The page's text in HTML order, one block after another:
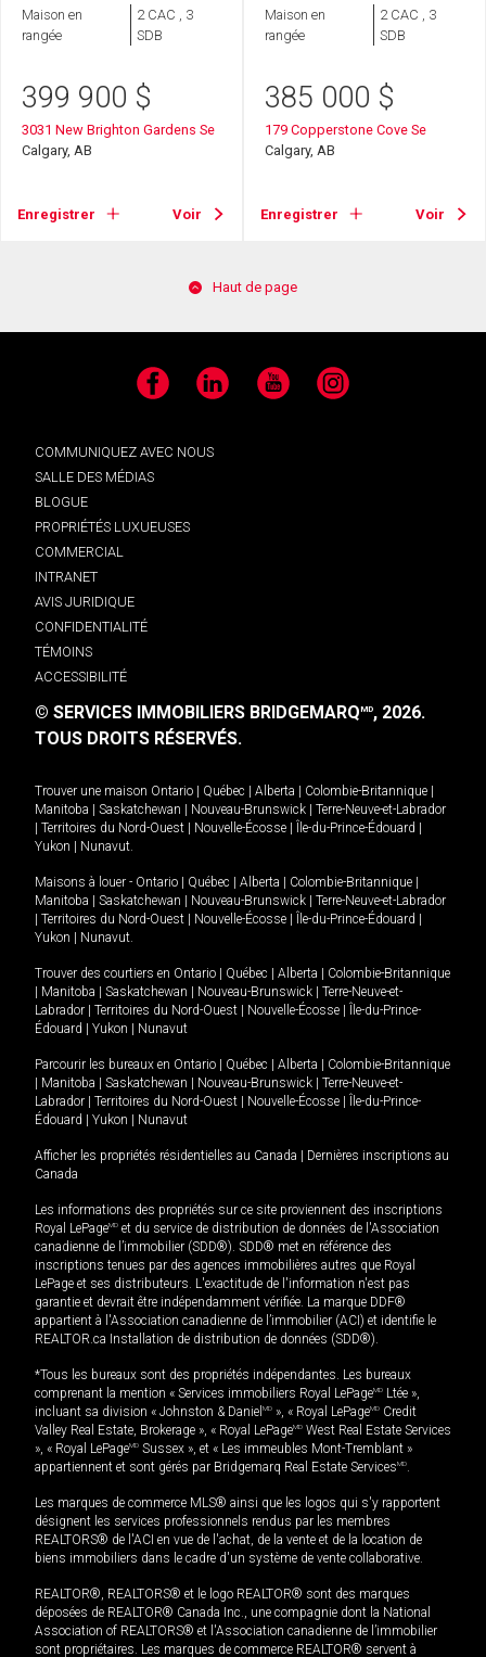
Maison en
rangée
2 CAC , 3
SDB
399 900 $
3031 New Brighton Gardens Se
Calgary, AB
Enregistrer Voir
Maison en
rangée
2 CAC , 3
SDB
385 000 $
179 Copperstone Cove Se
Calgary, AB
Enregistrer Voir
Haut de page
Facebook LinkedIn YouTube Instagram
COMMUNIQUEZ AVEC NOUS
SALLE DES MÉDIAS
BLOGUE
PROPRIÉTÉS LUXUEUSES
COMMERCIAL
INTRANET
AVIS JURIDIQUE
CONFIDENTIALITÉ
TÉMOINS
ACCESSIBILITÉ
© SERVICES IMMOBILIERS BRIDGEMARQMD, 2026.
TOUS DROITS RÉSERVÉS.
Trouver une maison Ontario Québec Alberta Colombie-Britannique
Manitoba
Saskatchewan Nouveau-Brunswick
Terre-Neuve-et-Labrador
Territoires du Nord-Ouest Nouvelle-Écosse Île-du-Prince-Édouard
Yukon
Nunavut.
Maisons à louer - Ontario Québec Alberta Colombie-Britannique
Manitoba
Saskatchewan Nouveau-Brunswick
Terre-Neuve-et-Labrador
Territoires du Nord-Ouest Nouvelle-Écosse Île-du-Prince-Édouard
Yukon
Nunavut.
Trouver des courtiers en Ontario Québec Alberta
Colombie-Britannique
Manitoba Saskatchewan Nouveau-Brunswick
Terre-Neuve-et-
Labrador
Territoires du Nord-Ouest Nouvelle-Écosse
Île-du-Prince-
Édouard
Yukon Nunavut
Parcourir les bureaux en Ontario Québec Alberta
Colombie-Britannique
Manitoba Saskatchewan Nouveau-Brunswick
Terre-Neuve-et-
Labrador
Territoires du Nord-Ouest Nouvelle-Écosse
Île-du-Prince-
Édouard
Yukon Nunavut
Afficher les propriétés résidentielles au Canada
Dernières inscriptions au
Canada
Les informations des propriétés sur ce site proviennent des inscriptions
Royal LePageMD et du service de distribution de données de l'Association
canadienne de l’immobilier (SDD®). SDD® met en référence des
inscriptions tenues par des agences immobilières autres que Royal
LePage et ses distributeurs. L'exactitude de l'information n'est pas
garantie et devrait être indépendamment vérifiée. La marque DDF®
appartient à l'Association canadienne de l’immobilier (ACI) et identifie le
REALTOR.ca Installation de distribution de données (SDD®).
*Tous les bureaux sont des propriétés indépendantes. Les bureaux
comprenant la mention « Services immobiliers Royal LePageMD Ltée »,
incluant sa division « Johnston & Daniel MD », « Royal LePageMD Credit
Valley Real Estate, Brokerage », « Royal LePageMD West Real Estate Services
», « Royal LePageMD Sussex », et « Les immeubles Mont-Tremblant »
appartiennent et sont gérés par Bridgemarq Real Estate ServicesMD.
Les marques de commerce MLS® ainsi que les logos qui s'y rapportent
désignent les services professionnels rendus par les membres
REALTORS® de l'ACI en vue de l'achat, de la vente et de la location de
biens immobiliers dans le cadre d'un système de vente collaborative.
REALTOR®, REALTORS® et le logo REALTOR® sont des marques
déposées de REALTOR® Canada Inc., une compagnie dont la National
Association of REALTORS® et l'Association canadienne de l’immobilier
sont propriétaires. Les marques de commerce REALTOR® servent à